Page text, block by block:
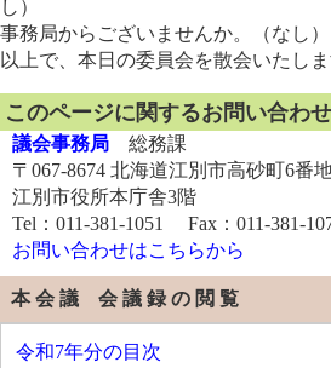
し）
事務局からございませんか。（なし）
以上で、本日の委員会を散会いたし
このページに関するお問い合わ
議会事務局 総務課
〒067-8674 北海道江別市高砂町6番
江別市役所本庁舎3階
Tel：011-381-1051 Fax：011-381-
お問い合わせはこちらから
本 会 議 会 議 録 の 閲 覧
令和7年分の目次